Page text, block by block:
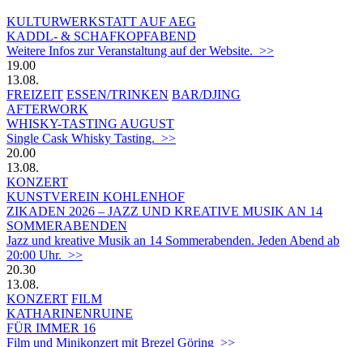
KULTURWERKSTATT AUF AEG
KADDL- & SCHAFKOPFABEND
Weitere Infos zur Veranstaltung auf der Website. >>
19.00
13.08.
FREIZEIT ESSEN/TRINKEN BAR/DJING
AFTERWORK
WHISKY-TASTING AUGUST
Single Cask Whisky Tasting. >>
20.00
13.08.
KONZERT
KUNSTVEREIN KOHLENHOF
ZIKADEN 2026 – JAZZ UND KREATIVE MUSIK AN 14
SOMMERABENDEN
Jazz und kreative Musik an 14 Sommerabenden. Jeden Abend ab
20:00 Uhr. >>
20.30
13.08.
KONZERT FILM
KATHARINENRUINE
FÜR IMMER 16
Film und Minikonzert mit Brezel Göring >>